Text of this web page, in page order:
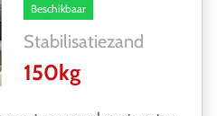
Beschikbaar
Stabilisatiezand
150kg